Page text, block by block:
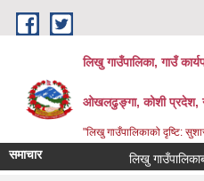
Skip to main content
लिखु गाउँपालिका, गाउँ
ओखलढुङ्गा, कोशी प्रदेश,
"लिखु गाउँपालिकाको दृष्टि:
समाचार लिखु